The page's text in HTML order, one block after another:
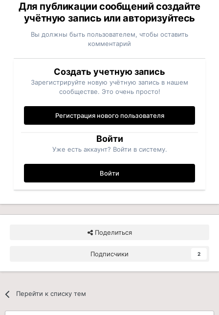
Для публикации сообщений создайте
учётную запись или авторизуйтесь
Вы должны быть пользователем, чтобы оставить
комментарий
Создать учетную запись
Зарегистрируйте новую учётную запись в нашем
сообществе. Это очень просто!
Регистрация нового пользователя
Войти
Уже есть аккаунт? Войти в систему.
Войти
Поделиться
Подписчики 2
Перейти к списку тем